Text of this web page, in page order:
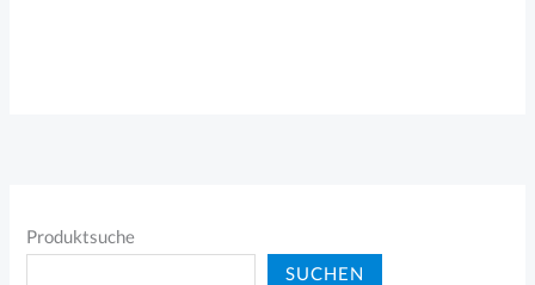
Produktsuche
SUCHEN